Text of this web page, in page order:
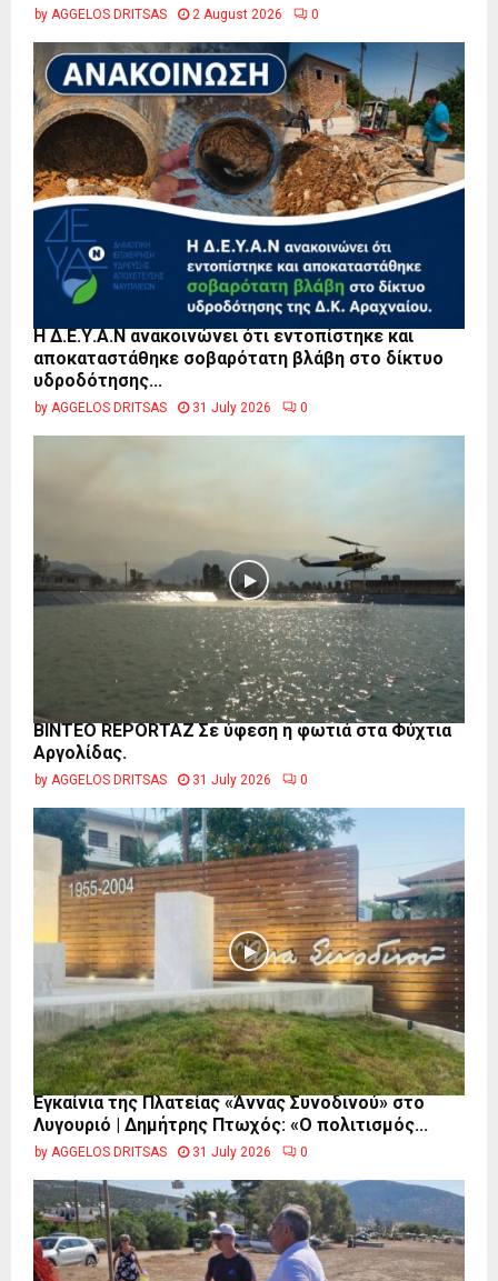
by AGGELOS DRITSAS 2 August 2026 0
Η Δ.Ε.Υ.Α.Ν ανακοινώνει ότι εντοπίστηκε και
αποκαταστάθηκε σοβαρότατη βλάβη στο δίκτυο
υδροδότησης...
by AGGELOS DRITSAS 31 July 2026 0
BINTEO REPORTAZ Σε ύφεση η φωτιά στα Φύχτια
Αργολίδας.
by AGGELOS DRITSAS 31 July 2026 0
Εγκαίνια της Πλατείας «Άννας Συνοδινού» στο
Λυγουριό | Δημήτρης Πτωχός: «Ο πολιτισμός...
by AGGELOS DRITSAS 31 July 2026 0